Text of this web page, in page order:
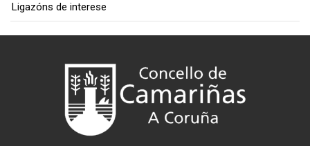
Ligazóns de interese